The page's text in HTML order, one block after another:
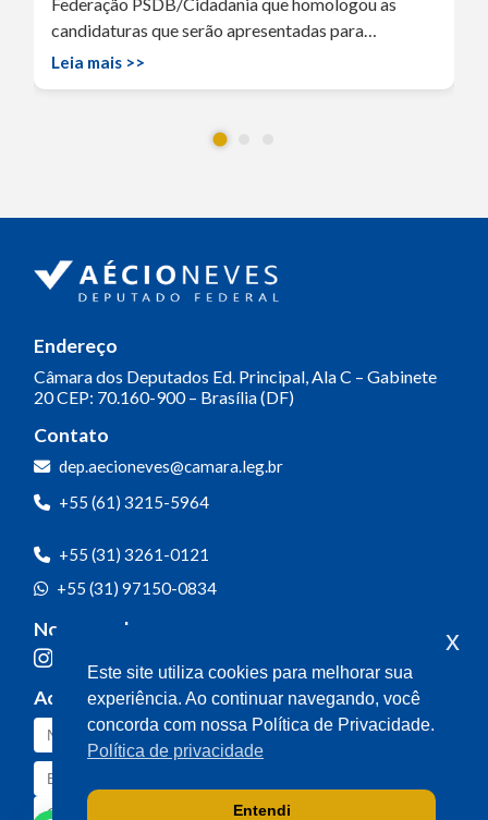
candidaturas que serão apresentadas para…
Leia mais >>
Endereço
Câmara dos Deputados Ed. Principal, Ala C – Gabinete
20CEP: 70.160-900 – Brasília (DF)
Contato
dep.aecioneves@camara.leg.br
+55 (61) 3215-5964
+55 (31) 3261-0121
+55 (31) 97150-0834
Nossas redes
Acompanhe o meu mandato
Este site utiliza cookies para melhorar sua
experiência. Ao continuar navegando, você
concorda com nossa Política de Privacidade.
Política de privacidade
Entendi
x